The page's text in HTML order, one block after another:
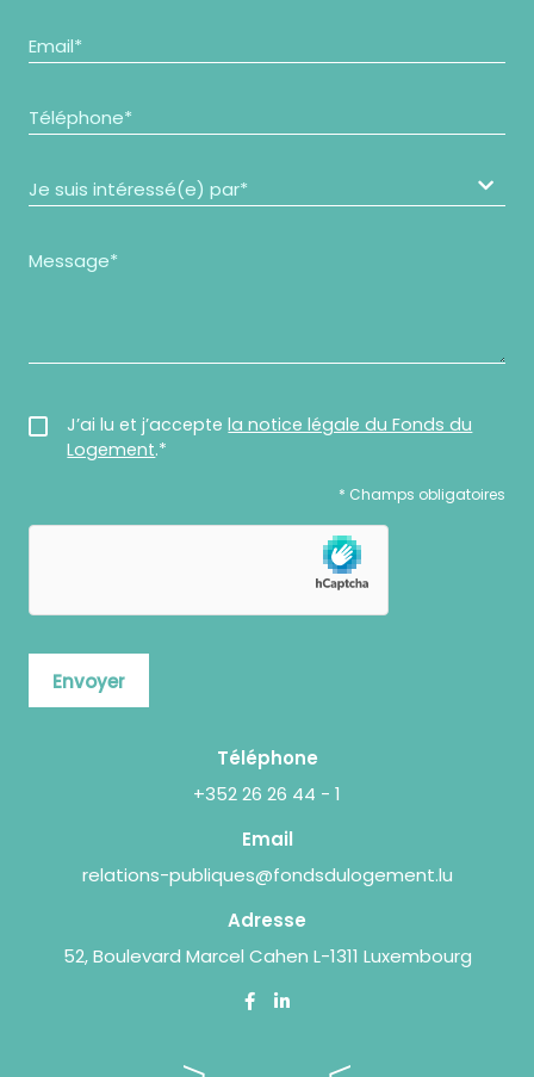
J’ai lu et j’acceptela notice légale du Fonds du
Logement.*
ce
* Champs obligatoires
Envoyer
Téléphone
+352 26 26 44 - 1
Email
relations-publiques@fondsdulogement.lu
Adresse
52, Boulevard Marcel Cahen L-1311 Luxembourg